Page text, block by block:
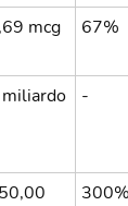
mcg 67%
-
300%